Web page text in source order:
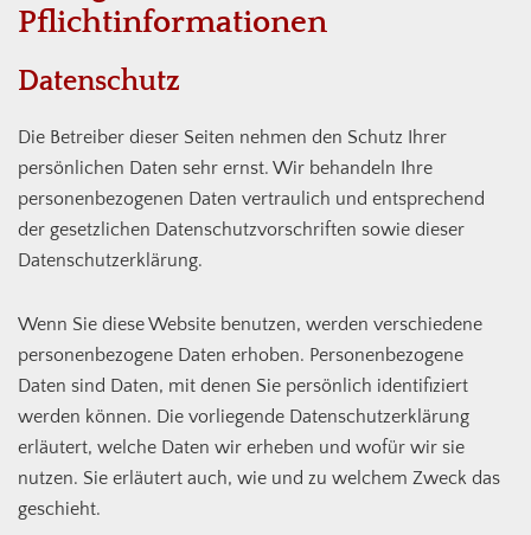
Pflicht­informationen
Datenschutz
Die Betreiber dieser Seiten nehmen den Schutz Ihrer
persönlichen Daten sehr ernst. Wir behandeln Ihre
personenbezogenen Daten vertraulich und entsprechend
der gesetzlichen Datenschutzvorschriften sowie dieser
Datenschutzerklärung.
Wenn Sie diese Website benutzen, werden verschiedene
personenbezogene Daten erhoben. Personenbezogene
Daten sind Daten, mit denen Sie persönlich identifiziert
werden können. Die vorliegende Datenschutzerklärung
erläutert, welche Daten wir erheben und wofür wir sie
nutzen. Sie erläutert auch, wie und zu welchem Zweck das
geschieht.